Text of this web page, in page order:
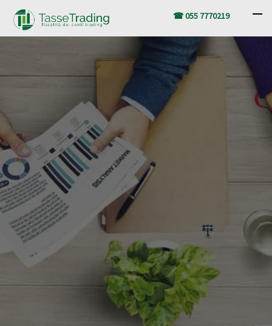
☎ 055 7770219
Trading e Fisco? Nessun
problema.
Il gold standard fiscale
approvato dai top broker
REGISTRATI E RICHIEDI IL TUO
PREVENTIVO!